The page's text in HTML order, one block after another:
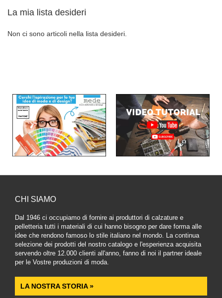
La mia lista desideri
Non ci sono articoli nella lista desideri.
CHI SIAMO
Dal 1946 ci occupiamo di fornire ai produttori di calzature e
pelletteria tutti i materiali di cui hanno bisogno per dare forma alle
idee che rendono famoso lo stile italiano nel mondo. La continua
selezione dei prodotti del nostro catalogo e l'esperienza acquisita
servendo oltre 12.000 clienti all'anno, fanno di noi il partner ideale
per le Vostre produzioni di moda.
LA NOSTRA STORIA »